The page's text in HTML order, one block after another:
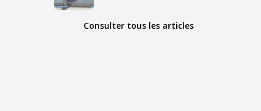
Consulter tous les articles